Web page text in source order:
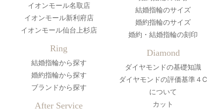
イオンモール名取店
イオンモール新利府店
イオンモール仙台上杉店
Ring
結婚指輪から探す
婚約指輪から探す
ブランドから探す
After Service
結婚指輪のサイズ
婚約指輪のサイズ
婚約・結婚指輪の刻印
Diamond
ダイヤモンドの基礎知識
ダイヤモンドの評価基準４C
について
カット